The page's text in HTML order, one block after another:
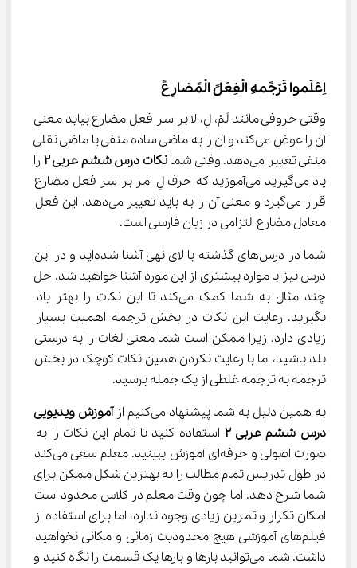
اِعْلَموا تَرْجًمهِ الْفِعْلً الْمًضارِعً
وقتی حروفی مانند لَمْ، لِ، لا بر سر فعل مضارع بیاید معنی
آن را عوض می‌کند و آن را به ماضی ساده منفی یا ماضی نقلی
منفی تغییر می‌دهد. وقتی شما
نکات درس ششم عربی ۲ را
یاد می‌گیرید می‌آموزید که حرف لِ امر بر سر فعل مضارع
قرار می‌گیرد و معنی آن را به باید تغییر می‌دهد. این فعل
معادل مضارع التزامی در زبان فارسی است.
شما در درس‌های گذشته با لای نهی آشنا شده‌اید و در این
درس نیز با موارد بیشتری از این مورد آشنا خواهید شد. حل
چند مثال به شما کمک می‌کند تا این نکات را بهتر یاد
بگیرید. رعایت این نکات در بخش ترجمه اهمیت بسیار
زیادی دارد. زیرا ممکن است شما معنی لغات را به درستی
بلد باشید، اما با رعایت نکردن همین نکات کوچک در بخش
ترجمه به ترجمه غلطی از یک جمله برسید.
به همین دلیل به شما پیشنهاد می‌کنیم از
آموزش ویدیویی
درس ششم عربی ۲ استفاده کنید تا تمام این نکات را به
صورت اصولی و حرفه‌ای آموزش ببینید. معلم سعی می‌کند
در طول تدریس تمام مطالب را به بهترین شکل ممکن برای
شما شرح دهد. اما چون وقت معلم در کلاس محدود است
امکان تکرار و تمرین زیادی وجود ندارد، اما برای استفاده از
فیلم‌های آموزشی هیچ محدودیت زمانی و مکانی نخواهید
داشت. شما می‌توانید بارها و بارها یک قسمت را نگاه کنید و